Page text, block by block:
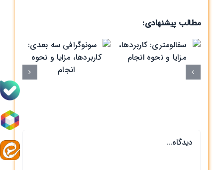
مطالب پیشنهادی:
سفالومتری:
کاربردها، مزایا و
نحوه انجام
دیدگاه